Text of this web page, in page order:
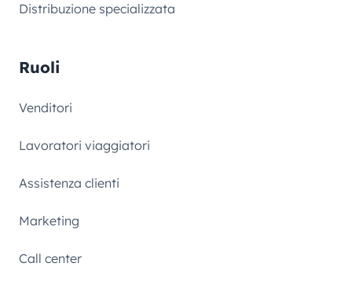
Distribuzione specializzata
Ruoli
Venditori
Lavoratori viaggiatori
Assistenza clienti
Marketing
Call center